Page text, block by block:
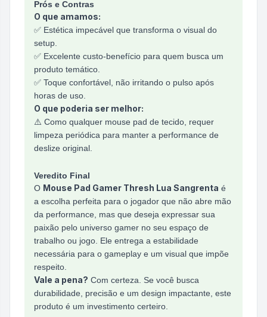
Prós e Contras
O que amamos:
✅ Estética impecável que transforma o visual do
setup.
✅ Excelente custo-benefício para quem busca um
produto temático.
✅ Toque confortável, não irritando o pulso após
horas de uso.
O que poderia ser melhor:
⚠️ Como qualquer mouse pad de tecido, requer
limpeza periódica para manter a performance de
deslize original.
Veredito Final
O Mouse Pad Gamer Thresh Lua Sangrenta é
a escolha perfeita para o jogador que não abre mão
da performance, mas que deseja expressar sua
paixão pelo universo gamer no seu espaço de
trabalho ou jogo. Ele entrega a estabilidade
necessária para o gameplay e um visual que impõe
respeito.
Vale a pena? Com certeza. Se você busca
durabilidade, precisão e um design impactante, este
produto é um investimento certeiro.